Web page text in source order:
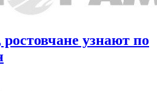
узнают по